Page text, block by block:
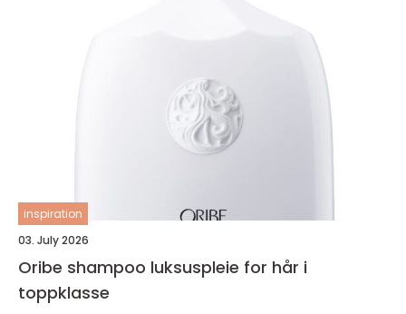
inspiration
03. July 2026
Oribe shampoo luksuspleie for hår i
toppklasse